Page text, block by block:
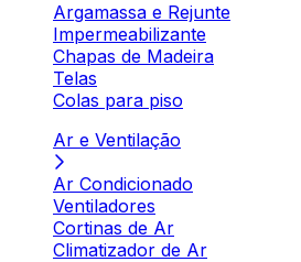
Argamassa e Rejunte
Impermeabilizante
Chapas de Madeira
Telas
Colas para piso
Ar e Ventilação
Ar Condicionado
Ventiladores
Cortinas de Ar
Climatizador de Ar